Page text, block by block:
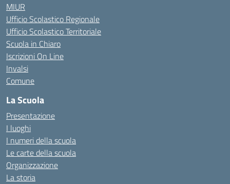
MIUR
Ufficio Scolastico Regionale
Ufficio Scolastico Territoriale
Scuola in Chiaro
Iscrizioni On Line
Invalsi
Comune
La Scuola
Presentazione
I luoghi
I numeri della scuola
Le carte della scuola
Organizzazione
La storia